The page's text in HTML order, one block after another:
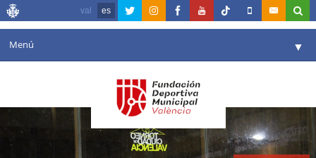
val es
Menú ▼
Agenda
▼